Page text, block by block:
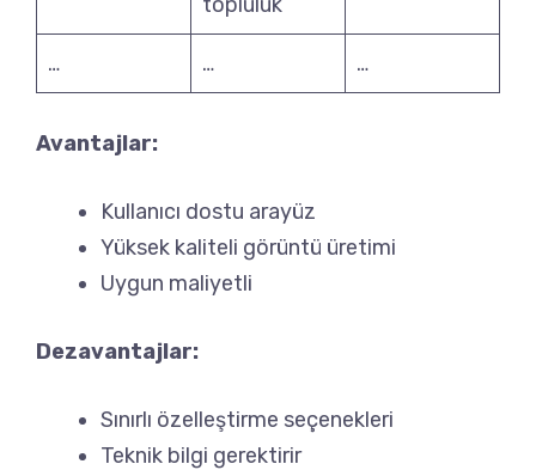
… … …
Avantajlar:
Kullanıcı dostu arayüz
Yüksek kaliteli görüntü üretimi
Uygun maliyetli
Dezavantajlar:
Sınırlı özelleştirme seçenekleri
Teknik bilgi gerektirir